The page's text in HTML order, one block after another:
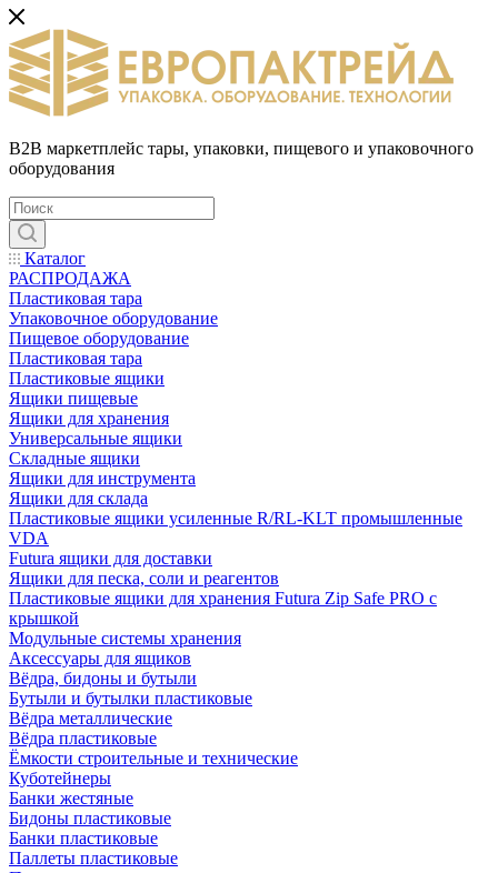
B2B маркетплейс тары, упаковки, пищевого и упаковочного
оборудования
Каталог
РАСПРОДАЖА
Пластиковая тара
Упаковочное оборудование
Пищевое оборудование
Пластиковая тара
Пластиковые ящики
Ящики пищевые
Ящики для хранения
Универсальные ящики
Складные ящики
Ящики для инструмента
Ящики для склада
Пластиковые ящики усиленные R/RL-KLT промышленные
VDA
Futura ящики для доставки
Ящики для песка, соли и реагентов
Пластиковые ящики для хранения Futura Zip Safe PRO с
крышкой
Модульные системы хранения
Аксессуары для ящиков
Вёдра, бидоны и бутыли
Бутыли и бутылки пластиковые
Вёдра металлические
Вёдра пластиковые
Ёмкости строительные и технические
Куботейнеры
Банки жестяные
Бидоны пластиковые
Банки пластиковые
Паллеты пластиковые